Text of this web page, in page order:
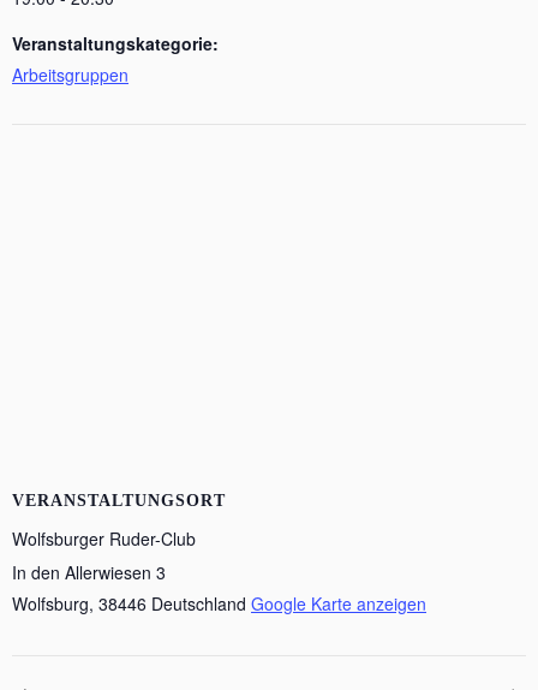
Veranstaltungskategorie:
Arbeitsgruppen
VERANSTALTUNGSORT
Wolfsburger Ruder-Club
In den Allerwiesen 3
Wolfsburg, 38446 Deutschland Google Karte anzeigen